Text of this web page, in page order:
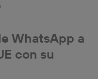
WhatsApp a
con su